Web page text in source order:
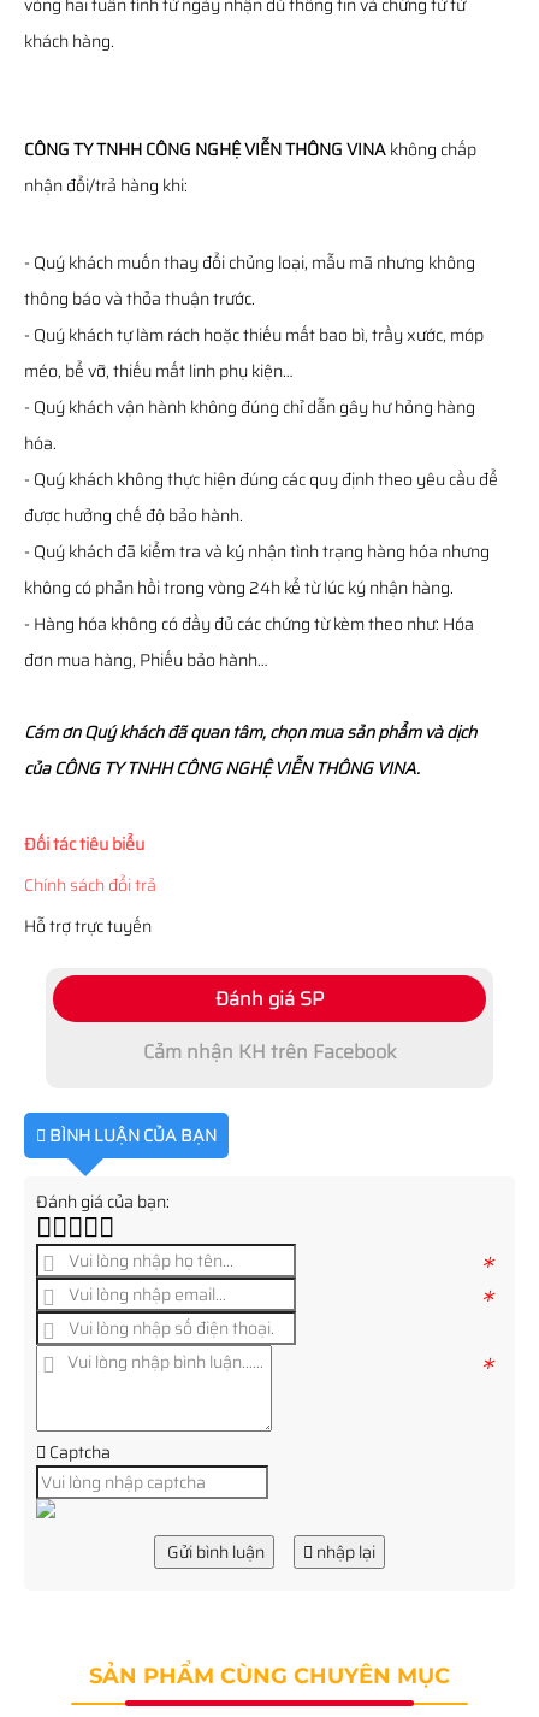
khách hàng.
CÔNG TY TNHH CÔNG NGHỆ VIỄN THÔNG VINAkhông chấp
nhận đổi/trả hàng khi:
- Quý khách muốn thay đổi chủng loại, mẫu mã nhưng không
thông báo và thỏa thuận trước.
- Quý khách tự làm rách hoặc thiếu mất bao bì, trầy xước, móp
méo, bể vỡ, thiếu mất linh phụ kiện…
- Quý khách vận hành không đúng chỉ dẫn gây hư hỏng hàng
hóa.
- Quý khách không thực hiện đúng các quy định theo yêu cầu để
được hưởng chế độ bảo hành.
- Quý khách đã kiểm tra và ký nhận tình trạng hàng hóa nhưng
không có phản hồi trong vòng 24h kể từ lúc ký nhận hàng.
- Hàng hóa không có đầy đủ các chứng từ kèm theo như: Hóa
đơn mua hàng, Phiếu bảo hành…
Cám ơn Quý khách đã quan tâm, chọn mua sản phẩm và dịch
của CÔNG TY TNHH CÔNG NGHỆ VIỄN THÔNG VINA.
Đối tác tiêu biểu
Chính sách đổi trả
Hỗ trợ trực tuyến
Đánh giá SP
Cảm nhận KH trên Facebook
BÌNH LUẬN CỦA BẠN
Đánh giá của bạn:
*
*
*
Captcha
Gửi bình luận nhập lại
SẢN PHẨM CÙNG CHUYÊN MỤC